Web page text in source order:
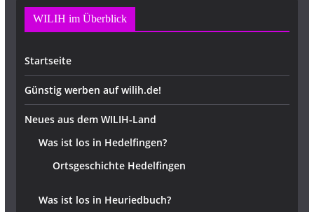
WILIH im Überblick
Startseite
Günstig werben auf wilih.de!
Neues aus dem WILIH-Land
Was ist los in Hedelfingen?
Ortsgeschichte Hedelfingen
Was ist los in Heuriedbuch?